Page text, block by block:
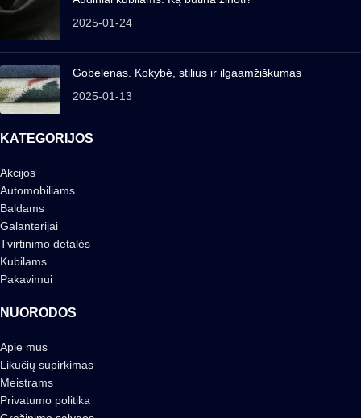
2025-01-24
Gobelenas. Kokybė, stilius ir ilgaamžiškumas
2025-01-13
KATEGORIJOS
Akcijos
Automobiliams
Baldams
Galanterijai
Tvirtinimo detalės
Kubilams
Pakavimui
NUORODOS
Apie mus
Likučių supirkimas
Meistrams
Privatumo politika